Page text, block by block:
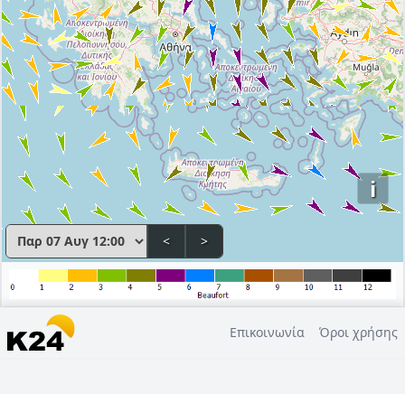
i
< >
Επικοινωνία Όροι χρήσης